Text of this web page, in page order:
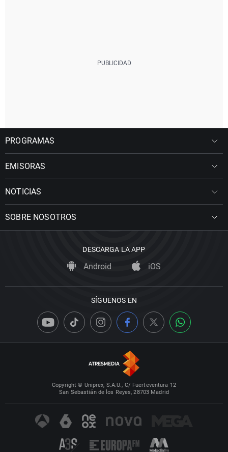
PROGRAMAS
EMISORAS
NOTICIAS
SOBRE NOSOTROS
DESCARGA LA APP
Android iOS
SÍGUENOS EN
Copyright © Uniprex, S.A.U., C/ Fuerteventura 12
San Sebastián de los Reyes, 28703 Madrid